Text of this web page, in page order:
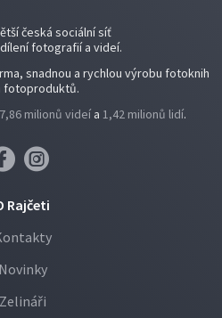
česká sociální síť
fotografií a videí.
snadnou a rychlou výrobu fotoknih
fotoproduktů.
7,86 milionů videí a 1,42 milionů lidí.
Rajčeti
Novinky
Zelináři